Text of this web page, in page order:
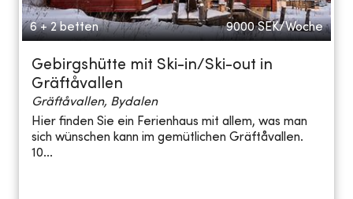
6 + 2 betten 9000 SEK/Woche
Gebirgshütte mit Ski-in/Ski-out in
Gräftåvallen
Gräftåvallen, Bydalen
Hier finden Sie ein Ferienhaus mit allem, was man
sich wünschen kann im gemütlichen Gräftåvallen.
10...